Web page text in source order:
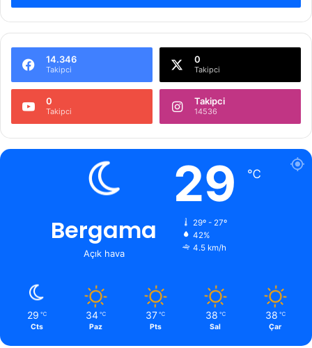
14.346
Takipci
0
Takipci
0
Takipci
Takipci
14536
Bergama
Açık hava
29 ℃
29º - 27º
42%
4.5 km/h
29 ℃
Cts
34 ℃
Paz
37 ℃
Pts
38 ℃
Sal
38 ℃
Çar